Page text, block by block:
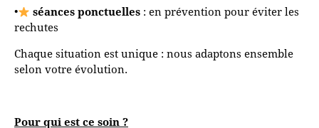
•
séances ponctuelles : en prévention pour éviter les
rechutes
Chaque situation est unique : nous adaptons ensemble
selon votre évolution.
Pour qui est ce soin ?